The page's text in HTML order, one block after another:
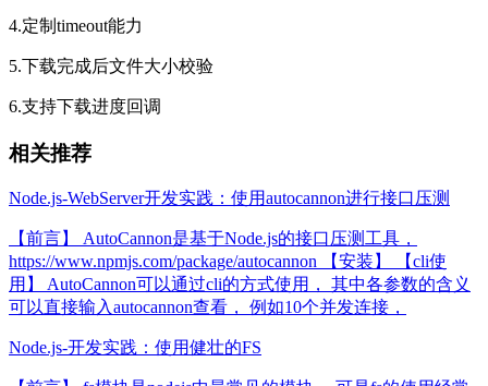
4.定制timeout能力
5.下载完成后文件大小校验
6.支持下载进度回调
相关推荐
Node.js-WebServer开发实践：使用autocannon进行接口压测
【前言】 AutoCannon是基于Node.js的接口压测工具，
https://www.npmjs.com/package/autocannon 【安装】 【cli使
用】 AutoCannon可以通过cli的方式使用， 其中各参数的含义
可以直接输入autocannon查看， 例如10个并发连接，
Node.js-开发实践：使用健壮的FS